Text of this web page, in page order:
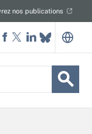
nos publications